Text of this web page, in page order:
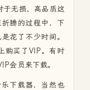
于无损、高品质这
腾的过程中，下
花了不少时间。
购买了VIP。有时
会员来下载。
下载器，当然也